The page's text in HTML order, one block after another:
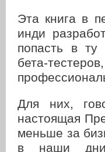
Эта книга в
инди
попасть в ту
бета-
Для них,
настоящая
меньше за
в наши дни